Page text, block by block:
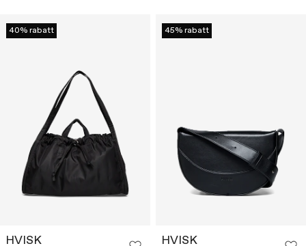
40% rabatt
HVISK
45% rabatt
HVISK